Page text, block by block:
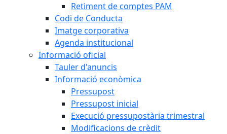
Retiment de comptes PAM
Codi de Conducta
Imatge corporativa
Agenda institucional
Informació oficial
Tauler d'anuncis
Informació econòmica
Pressupost
Pressupost inicial
Execució pressupostària trimestral
Modificacions de crèdit